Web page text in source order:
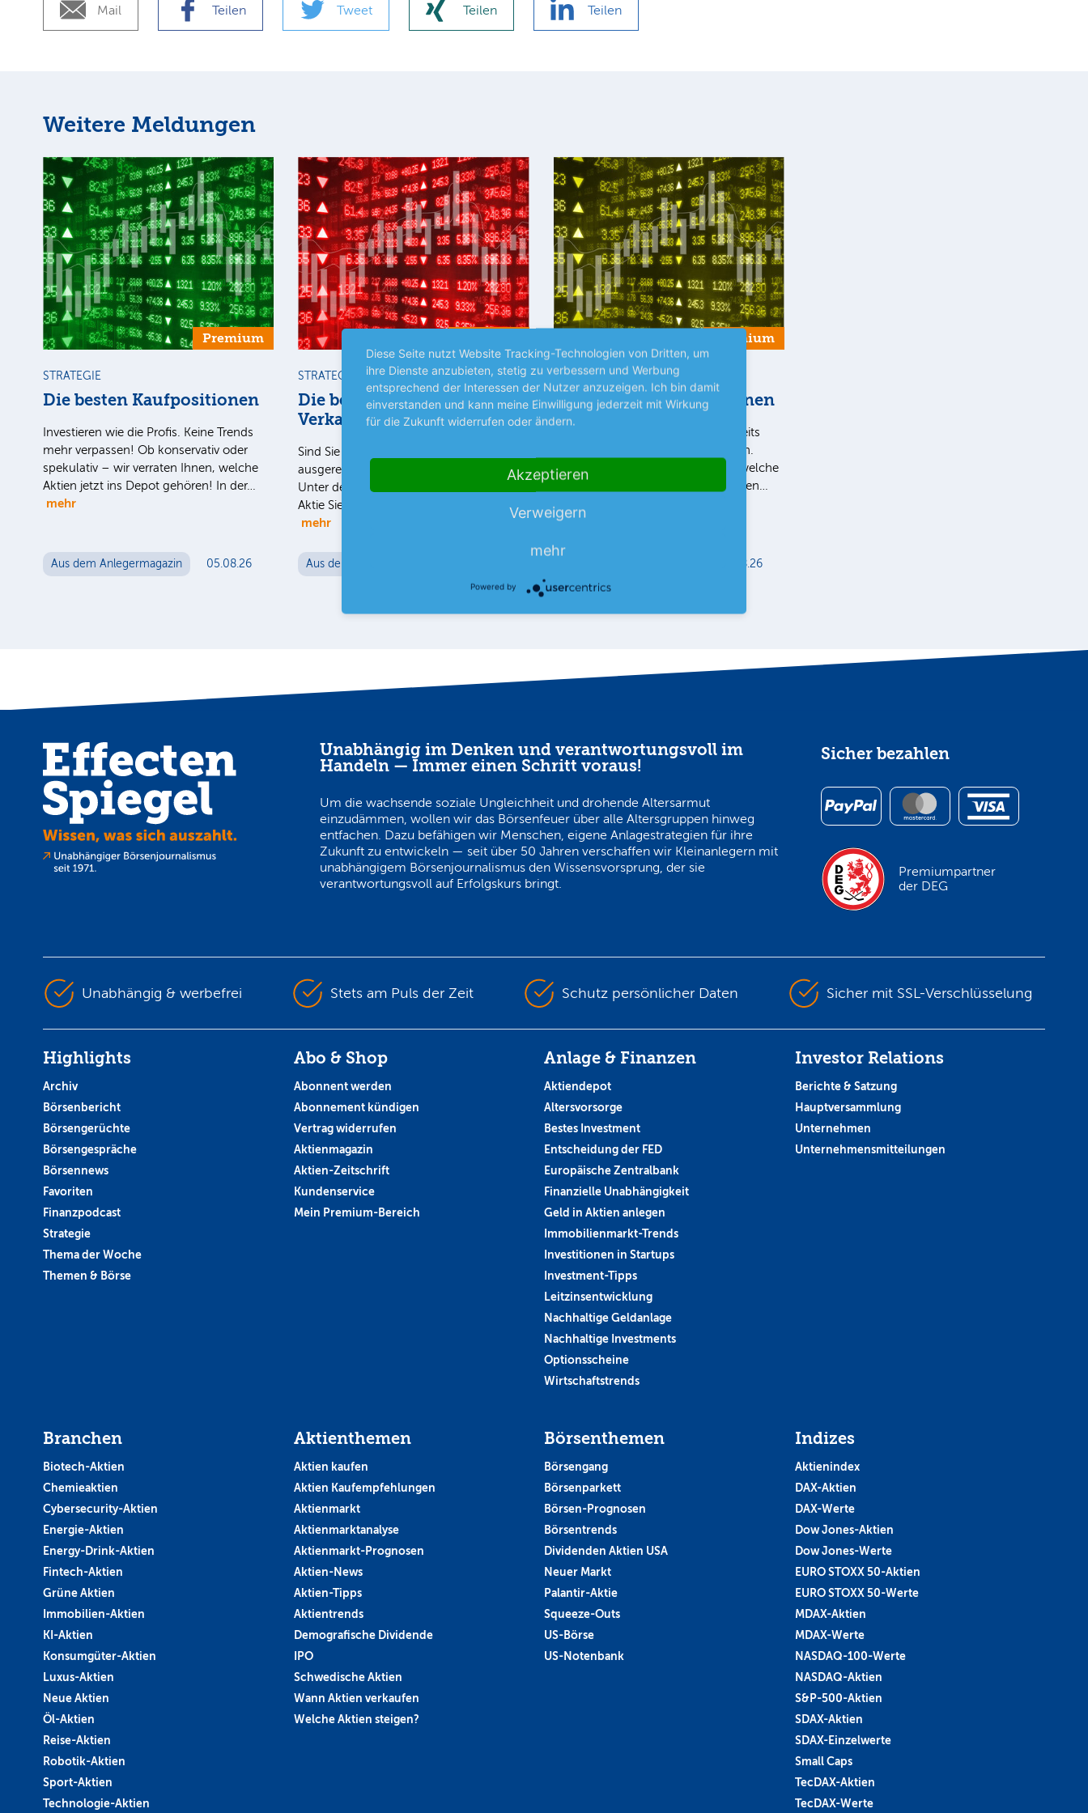
Mail Teilen Tweet Teilen Teilen
Weitere Meldungen
Premium
STRATEGIE
Die besten Kaufpositionen
Investieren wie die Profis. Keine Trends
mehr verpassen! Ob konservativ oder
spekulativ – wir verraten Ihnen, welche
Aktien jetzt ins Depot gehören! In der…
mehr
Aus dem Anlegermagazin 05.08.26
STRATEGIE
Die besten
Verkaufspositionen
Sind Sie unsicher, ob Ihre Aktie bereits
ausgereizt ist? Wir verraten es Ihnen.
Unter der Halteposition lesen Sie, welche
Aktie Sie noch länger im Depot liegen…
mehr
Aus dem Anlegermagazin
Premium
STRATEGIE
Die besten Haltepositionen
Sind Sie unsicher, ob Ihre Aktie bereits
ausgereizt ist? Wir verraten es Ihnen.
Unter der Halteposition lesen Sie, welche
Aktie Sie noch länger im Depot liegen…
05.08.26
Unabhängig im Denken und verantwortungsvoll im
Handeln — Immer einen Schritt voraus!
Um die wachsende soziale Ungleichheit und drohende Altersarmut
einzudämmen, wollen wir das Börsenfeuer über alle Altersgruppen hinweg
entfachen. Dazu befähigen wir Menschen, eigene Anlagestrategien für ihre
Zukunft zu entwickeln — seit über 50 Jahren verschaffen wir Kleinanlegern mit
unabhängigem Börsenjournalismus den Wissensvorsprung, der sie
verantwortungsvoll auf Erfolgskurs bringt.
Sicher bezahlen
Premiumpartner
der DEG
Unabhängig & werbefrei Stets am Puls der Zeit Schutz persönlicher Daten Sicher mit SSL-Verschlüsselung
Highlights
Archiv
Börsenbericht
Börsengerüchte
Börsengespräche
Börsennews
Favoriten
Finanzpodcast
Strategie
Thema der Woche
Themen & Börse
Abo & Shop
Abonnent werden
Abonnement kündigen
Vertrag widerrufen
Aktienmagazin
Aktien-Zeitschrift
Kundenservice
Mein Premium-Bereich
Anlage & Finanzen
Aktiendepot
Altersvorsorge
Bestes Investment
Entscheidung der FED
Europäische Zentralbank
Finanzielle Unabhängigkeit
Geld in Aktien anlegen
Immobilienmarkt-Trends
Investitionen in Startups
Investment-Tipps
Leitzinsentwicklung
Nachhaltige Geldanlage
Nachhaltige Investments
Optionsscheine
Wirtschaftstrends
Investor Relations
Berichte & Satzung
Hauptversammlung
Unternehmen
Unternehmensmitteilungen
Branchen
Biotech-Aktien
Chemieaktien
Cybersecurity-Aktien
Energie-Aktien
Energy-Drink-Aktien
Fintech-Aktien
Grüne Aktien
Immobilien-Aktien
KI-Aktien
Konsumgüter-Aktien
Luxus-Aktien
Neue Aktien
Öl-Aktien
Reise-Aktien
Robotik-Aktien
Sport-Aktien
Technologie-Aktien
Aktienthemen
Aktien kaufen
Aktien Kaufempfehlungen
Aktienmarkt
Aktienmarktanalyse
Aktienmarkt-Prognosen
Aktien-News
Aktien-Tipps
Aktientrends
Demografische Dividende
IPO
Schwedische Aktien
Wann Aktien verkaufen
Welche Aktien steigen?
Börsenthemen
Börsengang
Börsenparkett
Börsen-Prognosen
Börsentrends
Dividenden Aktien USA
Neuer Markt
Palantir-Aktie
Squeeze-Outs
US-Börse
US-Notenbank
Indizes
Aktienindex
DAX-Aktien
DAX-Werte
Dow Jones-Aktien
Dow Jones-Werte
EURO STOXX 50-Aktien
EURO STOXX 50-Werte
MDAX-Aktien
MDAX-Werte
NASDAQ-100-Werte
NASDAQ-Aktien
S&P-500-Aktien
SDAX-Aktien
SDAX-Einzelwerte
Small Caps
TecDAX-Aktien
TecDAX-Werte
Diese Seite nutzt Website Tracking-Technologien von Dritten, um
ihre Dienste anzubieten, stetig zu verbessern und Werbung
entsprechend der Interessen der Nutzer anzuzeigen. Ich bin damit
einverstanden und kann meine Einwilligung jederzeit mit Wirkung
für die Zukunft widerrufen oder ändern.
Akzeptieren
Verweigern
mehr
Powered by